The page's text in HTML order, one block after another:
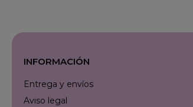
INFORMACIÓN
Entrega y envíos
Aviso legal